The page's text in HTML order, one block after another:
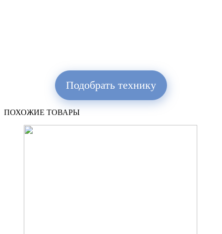
Подобрать технику
ПОХОЖИЕ ТОВАРЫ